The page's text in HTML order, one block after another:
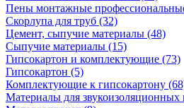
Пены монтажные
Скорлупа для труб (32)
Цемент, сыпучие материалы (48)
Сыпучие материалы (15)
Гипсокартон и комплектующие (73)
Гипсокартон (5)
Комплектующие к гипсокартону
Материалы для звукоизоляционных